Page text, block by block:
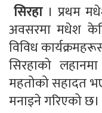
सिरहा। प्रथम
अवसरमा मधेश
विविध
सिरहाको
महतोको सहादत
मनाइने गरिएको छ।